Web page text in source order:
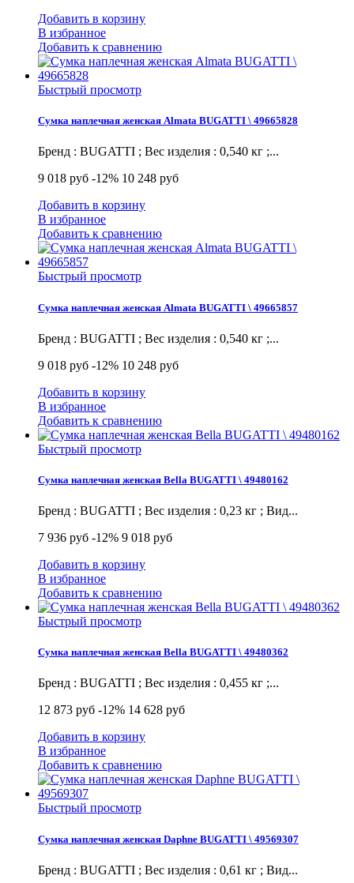
Добавить в корзину
В избранное
Добавить к сравнению
Быстрый просмотр
Сумка наплечная женская Almata BUGATTI \ 49665828
Бренд : BUGATTI ; Вес изделия : 0,540 кг ;...
9 018 руб -12% 10 248 руб
Добавить в корзину
В избранное
Добавить к сравнению
Быстрый просмотр
Сумка наплечная женская Almata BUGATTI \ 49665857
Бренд : BUGATTI ; Вес изделия : 0,540 кг ;...
9 018 руб -12% 10 248 руб
Добавить в корзину
В избранное
Добавить к сравнению
Быстрый просмотр
Сумка наплечная женская Bella BUGATTI \ 49480162
Бренд : BUGATTI ; Вес изделия : 0,23 кг ; Вид...
7 936 руб -12% 9 018 руб
Добавить в корзину
В избранное
Добавить к сравнению
Быстрый просмотр
Сумка наплечная женская Bella BUGATTI \ 49480362
Бренд : BUGATTI ; Вес изделия : 0,455 кг ;...
12 873 руб -12% 14 628 руб
Добавить в корзину
В избранное
Добавить к сравнению
Быстрый просмотр
Сумка наплечная женская Daphne BUGATTI \ 49569307
Бренд : BUGATTI ; Вес изделия : 0,61 кг ; Вид...